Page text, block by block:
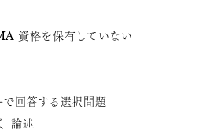
資格を保有していない
回答する選択問題
論述